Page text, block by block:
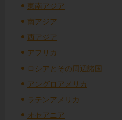
東南アジア
南アジア
西アジア
アフリカ
ロシアとその周辺諸国
アングロアメリカ
ラテンアメリカ
オセアニア